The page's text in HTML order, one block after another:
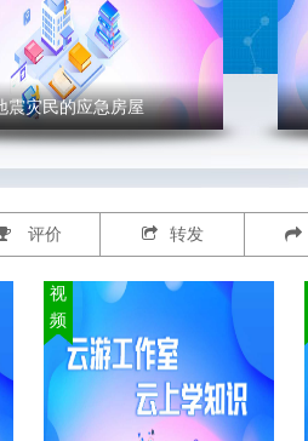
震灾民的应急房屋
指在社会动荡或自然灾
庇护场所，但是其美观
越被人们重视，设计师
纷重视心理建设问题并
法和关怀体现到作品里
给人们不仅提供了一个
' >
评价 转发
视
频